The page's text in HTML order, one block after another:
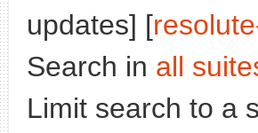
updates] [
Search in all
Limit search to a